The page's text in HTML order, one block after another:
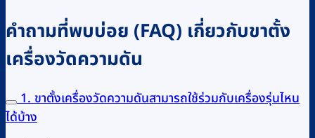
คำถามที่พบบ่อย (FAQ) เกี่ยวกับขาตั้ง
เครื่องวัดความดัน
1. ขาตั้งเครื่องวัดความดันสามารถใช้ร่วมกับเครื่องรุ่นไหน
ได้บ้าง